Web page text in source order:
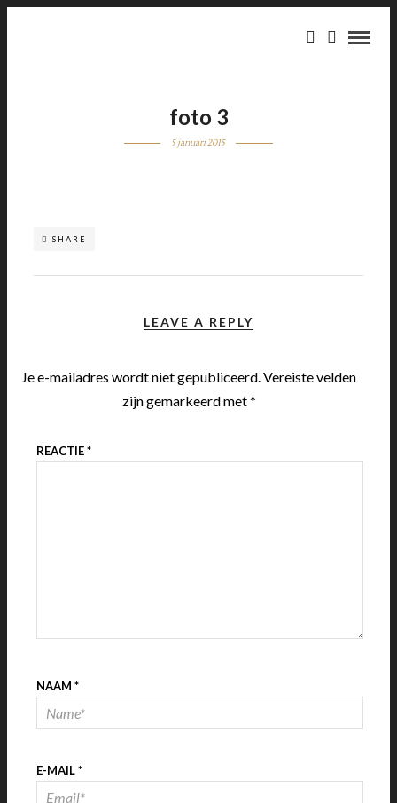
foto 3
5 januari 2015
SHARE
LEAVE A REPLY
Je e-mailadres wordt niet gepubliceerd.Vereiste velden
zijn gemarkeerd met*
REACTIE*
NAAM *
E-MAIL*